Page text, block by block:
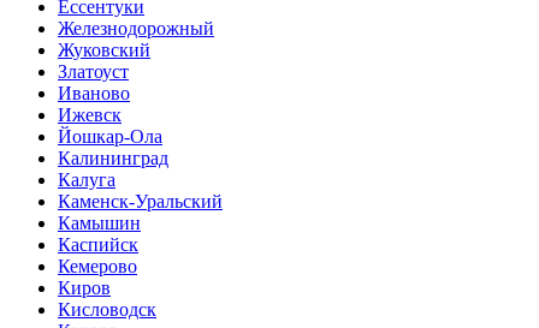
Ессентуки
Железнодорожный
Жуковский
Златоуст
Иваново
Ижевск
Йошкар-Ола
Калининград
Калуга
Каменск-Уральский
Камышин
Каспийск
Кемерово
Киров
Кисловодск